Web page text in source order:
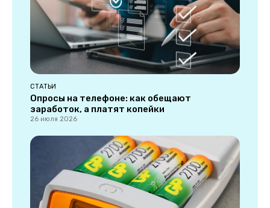
СТАТЬИ
Опросы на телефоне: как обещают
заработок, а платят копейки
26 июля 2026